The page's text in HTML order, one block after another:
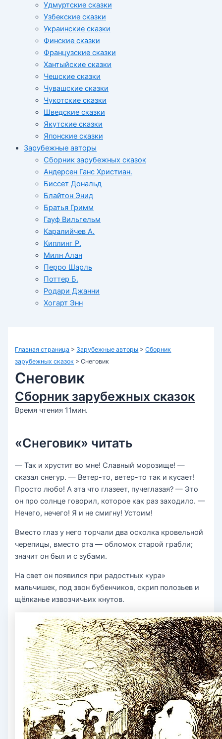
Удмуртские сказки
Узбекские сказки
Украинские сказки
Финские сказки
Французские сказки
Хантыйские сказки
Чешские сказки
Чувашские сказки
Чукотские сказки
Шведские сказки
Якутские сказки
Японские сказки
Зарубежные авторы
Сборник зарубежных сказок
Андерсен Ганс Христиан.
Биссет Дональд
Блайтон Энид
Братья Гримм
Гауф Вильгельм
Каралийчев А.
Киплинг Р.
Милн Алан
Перро Шарль
Поттер Б.
Родари Джанни
Хогарт Энн
Главная страница > Зарубежные авторы >Сборник
зарубежных сказок >Снеговик
Снеговик
Сборник зарубежных сказок
Время чтения 11мин.
«Снеговик» читать
— Так и хрустит во мне! Славный морозище! —
сказал снегур. — Ветер-то, ветер-то так и кусает!
Просто любо! А эта что глазеет, пучеглазая? — Это
он про солнце говорил, которое как раз заходило. —
Нечего, нечего! Я и не смигну! Устоим!
Вместо глаз у него торчали два осколка кровельной
черепицы, вместо рта — обломок старой грабли;
значит он был и с зубами.
На свет он появился при радостных «ура»
мальчишек, под звон бубенчиков, скрип полозьев и
щёлканье извозчичьих кнутов.